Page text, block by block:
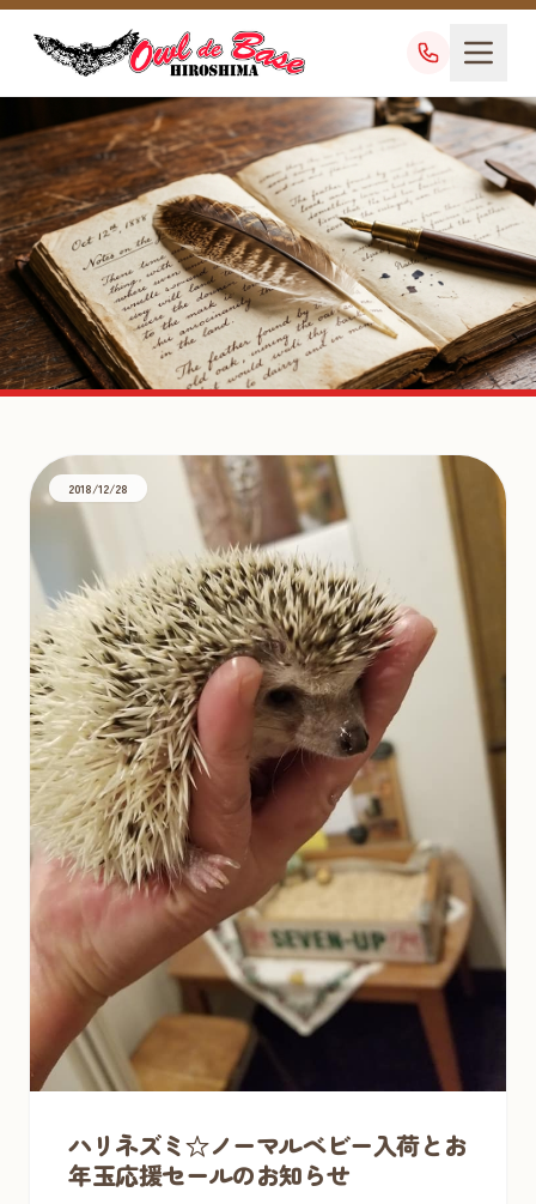
2018年の記事
ARCHIVE
2018/12/28
ハリネズミ☆ノーマルベビー入荷とお
年玉応援セールのお知らせ